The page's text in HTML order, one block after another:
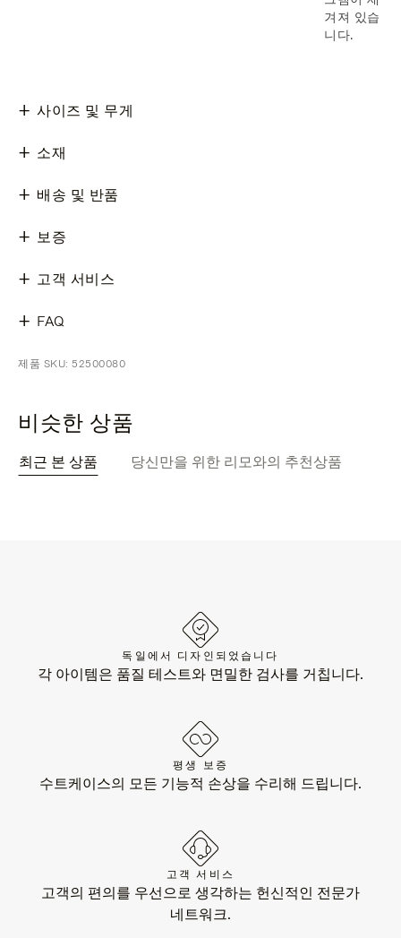
겨져 있습
니다.
사이즈 및 무게
소재
배송 및 반품
보증
고객 서비스
FAQ
제품 SKU: 52500080
비슷한 상품
최근 본 상품 당신만을 위한 리모와의 추천상품
독일에서 디자인되었습니다
각 아이템은 품질 테스트와 면밀한 검사를 거칩니다.
평생 보증
수트케이스의 모든 기능적 손상을 수리해 드립니다.
고객 서비스
고객의 편의를 우선으로 생각하는 헌신적인 전문가
네트워크.